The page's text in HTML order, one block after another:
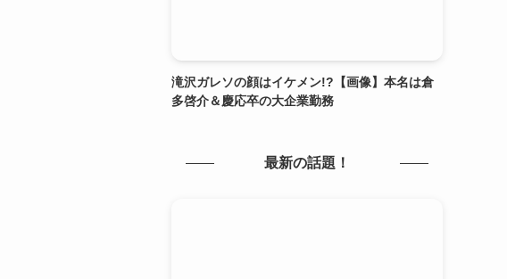
滝沢ガレソの顔はイケメン!?【画像】本名は倉
多啓介＆慶応卒の大企業勤務
最新の話題！